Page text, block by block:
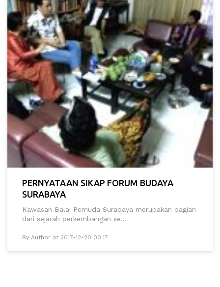
PERNYATAAN SIKAP FORUM BUDAYA
SURABAYA
Kawasan Balai Pemuda Surabaya merupakan bagian
dari sejarah perkembangan se...
By Author at 2017-12-20 00:17